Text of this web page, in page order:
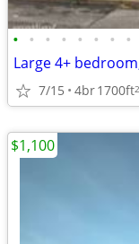
• • • • • • • •
Large 4+
7/15 4br1700ft2
$1,100